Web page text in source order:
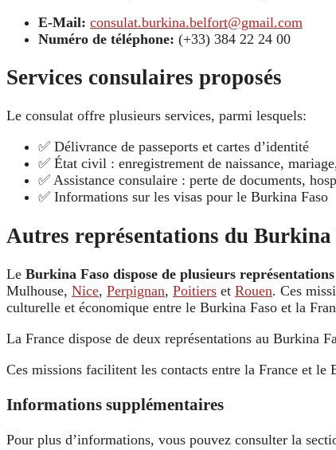
E-Mail: consulat.burkina.belfort@gmail.com
Numéro de téléphone: (+33) 384 22 24 00
Services consulaires proposés
Le consulat offre plusieurs services, parmi lesquels:
✅ Délivrance de passeports et cartes d’identité
✅ État civil : enregistrement de naissance,
✅ Assistance consulaire : perte de documents,
✅ Informations sur les visas pour le Burkina Faso
Autres représentations du Burkina
Le Burkina Faso dispose de plusieurs
Mulhouse, Nice, Perpignan, Poitiers et Rouen. Ces
culturelle et économique entre le Burkina Faso et la
La France dispose de deux représentations au Burkina
Ces missions facilitent les contacts entre la France et
Informations supplémentaires
Pour plus d’informations, vous pouvez consulter la